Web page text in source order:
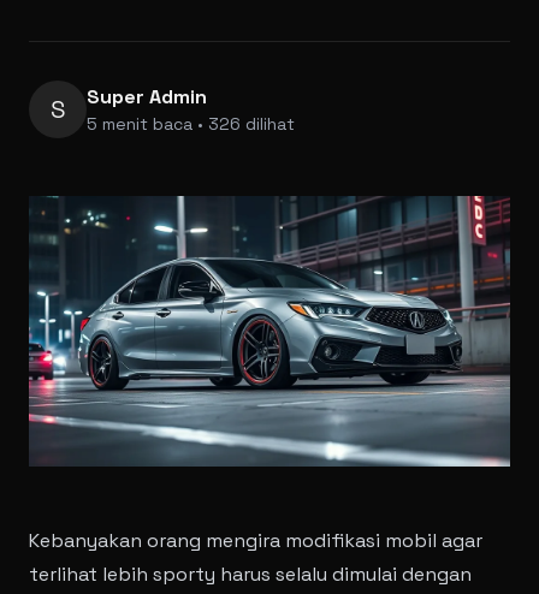
S Super Admin
5 menit baca • 326 dilihat
Kebanyakan orang mengira modifikasi mobil agar
terlihat lebih sporty harus selalu dimulai dengan